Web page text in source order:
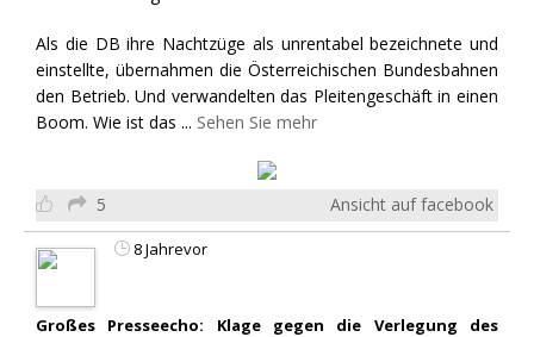
Als die DB ihre Nachtzüge als unrentabel bezeichnete und
einstellte, übernahmen die Österreichischen Bundesbahnen
den Betrieb. Und verwandelten das Pleitengeschäft in einen
Boom. Wie ist das ... Sehen Sie mehr
5 Ansicht auf facebook
8 Jahrevor
Großes Presseecho: Klage gegen die Verlegung des